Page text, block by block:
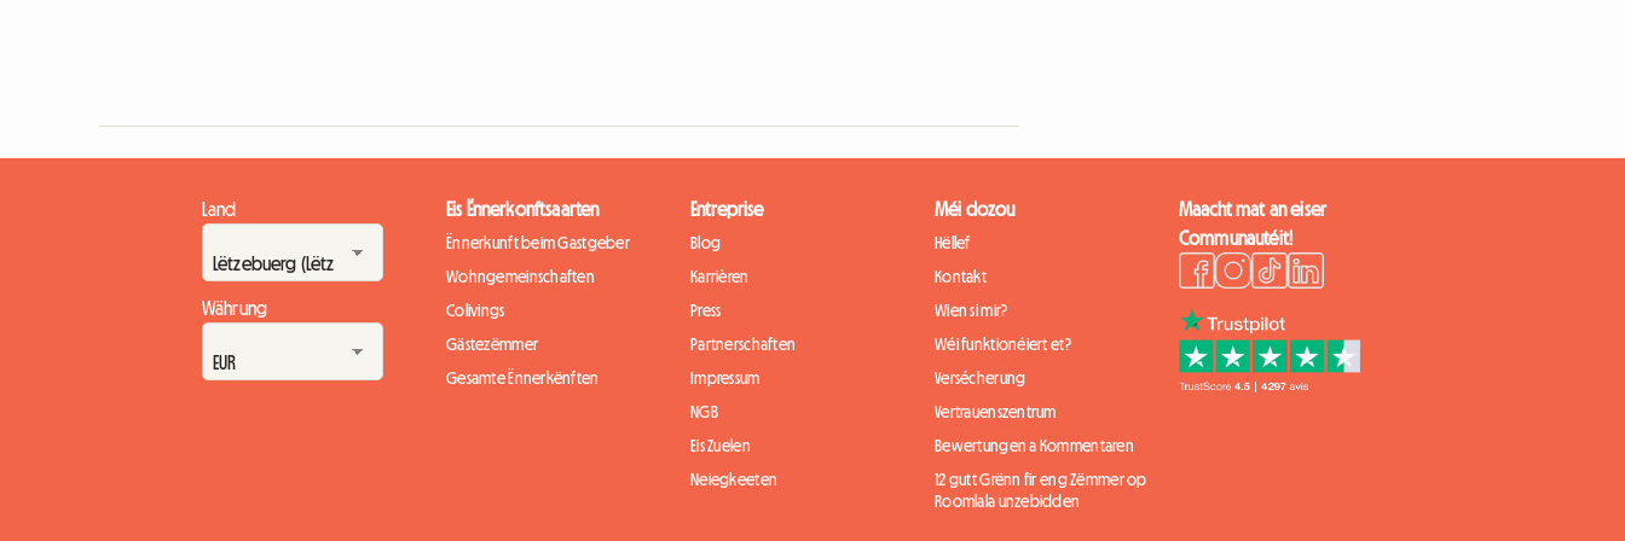
Land
Währung
Eis Ënnerkonftsaarten
Ënnerkunft beim Gastgeber
Wohngemeinschaften
Colivings
Gästezëmmer
Gesamte Ënnerkënften
Entreprise
Blog
Karrièren
Press
Partnerschaften
Impressum
NGB
Eis Zuelen
Neiegkeeten
Méi dozou
Hëllef
Kontakt
Wien si mir?
Wéi funktionéiert et?
Versécherung
Vertrauenszentrum
Bewertungen a Kommentaren
12 gutt Grënn fir eng Zëmmer op
Roomlala unzebidden
Maacht mat an eiser
Communautéit!